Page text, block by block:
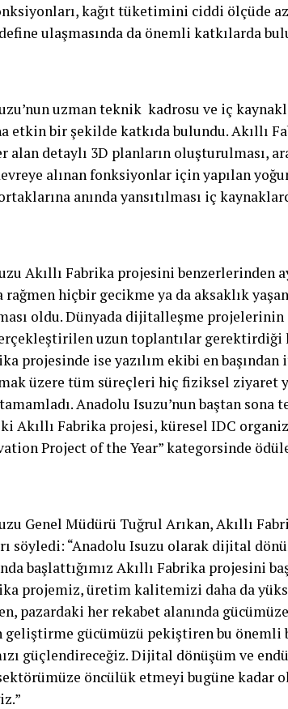
kağıt tüketimini ciddi ölçüde
ulaşmasında da önemli katkılarda
uzman teknik kadrosu ve iç
etkin bir şekilde katkıda bulundu. Akıllı
alan detaylı 3D planların oluşturulması,
alınan fonksiyonlar için yapılan
anında yansıtılması iç
Akıllı Fabrika projesini benzerlerinden
rağmen hiçbir gecikme ya da aksaklık
oldu. Dünyada dijitalleşme
uzun toplantılar gerektirdiği
projesinde ise yazılım ekibi en
üzere tüm süreçleri hiç fiziksel ziyaret
Anadolu Isuzu’nun baştan sona
Akıllı Fabrika projesi, küresel IDC
Project of the Year” kategorsinde
Genel Müdürü Tuğrul Arıkan, Akıllı
söyledi: “Anadolu Isuzu olarak dijital
başlattığımız Akıllı Fabrika projesini
projemiz, üretim kalitemizi daha da
pazardaki her rekabet alanında
geliştirme gücümüzü pekiştiren bu önemli
güçlendireceğiz. Dijital dönüşüm ve
öncülük etmeyi bugüne kadar